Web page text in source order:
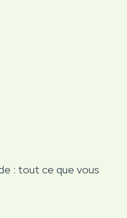
: tout ce que vous